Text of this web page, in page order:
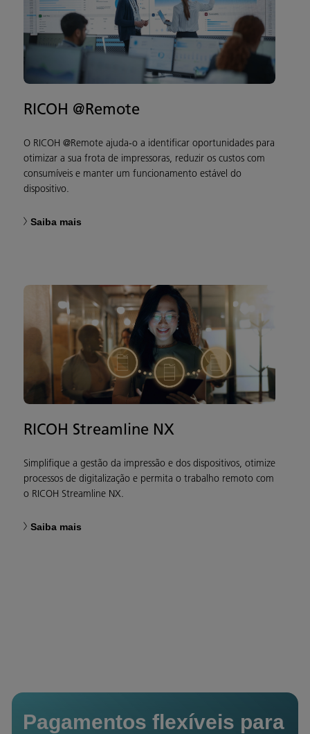
RICOH @Remote
O RICOH @Remote ajuda-o a identificar oportunidades para
otimizar a sua frota de impressoras, reduzir os custos com
consumíveis e manter um funcionamento estável do
dispositivo.
Saiba mais
RICOH Streamline NX
Simplifique a gestão da impressão e dos dispositivos, otimize
processos de digitalização e permita o trabalho remoto com
o RICOH Streamline NX.
Saiba mais
Pagamentos flexíveis para